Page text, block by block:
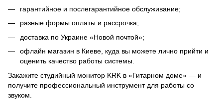
гарантийное и послегарантийное обслуживание;
разные формы оплаты и рассрочка;
доставка по Украине «Новой почтой»;
офлайн магазин в Киеве, куда вы можете лично прийти и
оценить качество работы системы.
Закажите студийный монитор KRK в «Гитарном доме» — и
получите профессиональный инструмент для работы со
звуком.